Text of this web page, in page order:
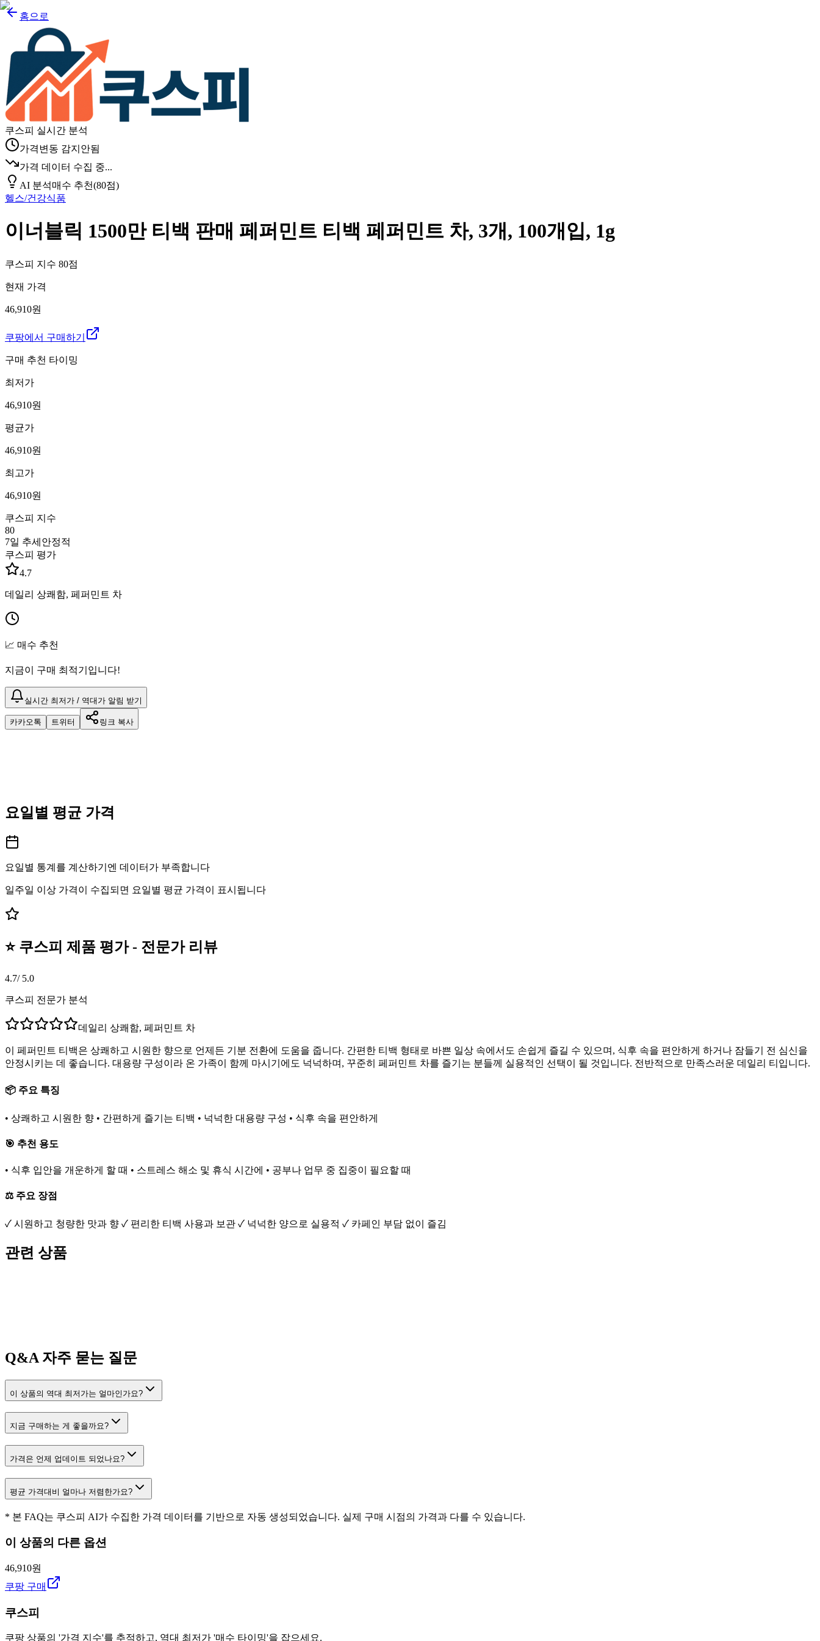
홈으로
쿠스피 실시간 분석
가격변동 감지안됨
가격 데이터 수집 중...
AI 분석매수 추천(80점)
헬스/건강식품
이너블릭 1500만 티백 판매 페퍼민트 티백 페퍼민트 차, 3개, 100개입, 1g
쿠스피 지수 80점
현재 가격
46,910원
쿠팡에서 구매하기
구매 추천 타이밍
최저가
46,910원
평균가
46,910원
최고가
46,910원
쿠스피 지수
80
7일 추세 안정적
쿠스피 평가
4.7
데일리 상쾌함, 페퍼민트 차
📈 매수 추천
지금이 구매 최적기입니다!
실시간 최저가 / 역대가 알림 받기
카카오톡 트위터 링크 복사
요일별 평균 가격
요일별 통계를 계산하기엔 데이터가 부족합니다
일주일 이상 가격이 수집되면 요일별 평균 가격이 표시됩니다
⭐ 쿠스피 제품 평가 - 전문가 리뷰
4.7/ 5.0
쿠스피 전문가 분석
데일리 상쾌함, 페퍼민트 차
이 페퍼민트 티백은 상쾌하고 시원한 향으로 언제든 기분 전환에 도움을 줍니다. 간편한 티백 형태로 바쁜 일상 속에서도 손쉽게 즐길 수 있으며, 식후 속을 편안하게 하거나 잠들기 전 심신을
안정시키는 데 좋습니다. 대용량 구성이라 온 가족이 함께 마시기에도 넉넉하며, 꾸준히 페퍼민트 차를 즐기는 분들께 실용적인 선택이 될 것입니다. 전반적으로 만족스러운 데일리 티입니다.
📦 주요 특징
• 상쾌하고 시원한 향 • 간편하게 즐기는 티백 • 넉넉한 대용량 구성 • 식후 속을 편안하게
🎯 추천 용도
• 식후 입안을 개운하게 할 때 • 스트레스 해소 및 휴식 시간에 • 공부나 업무 중 집중이 필요할 때
⚖️ 주요 장점
✓ 시원하고 청량한 맛과 향 ✓ 편리한 티백 사용과 보관 ✓ 넉넉한 양으로 실용적 ✓ 카페인 부담 없이 즐김
관련 상품
Q&A 자주 묻는 질문
이 상품의 역대 최저가는 얼마인가요?
지금 구매하는 게 좋을까요?
가격은 언제 업데이트 되었나요?
평균 가격대비 얼마나 저렴한가요?
* 본 FAQ는 쿠스피 AI가 수집한 가격 데이터를 기반으로 자동 생성되었습니다. 실제 구매 시점의 가격과 다를 수 있습니다.
이 상품의 다른 옵션
46,910원
쿠팡 구매
쿠스피
쿠팡 상품의 '가격 지수'를 추적하고, 역대 최저가 '매수 타이밍'을 잡으세요.